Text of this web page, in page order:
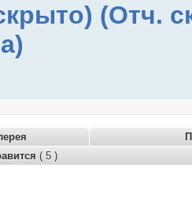
(Отч.
( 5 )